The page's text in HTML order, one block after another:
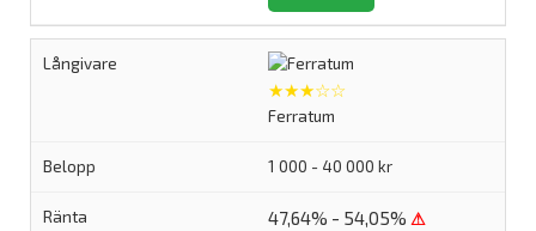
★★★☆☆
Ferratum
1 000 - 40 000 kr
47,64% - 54,05% ⚠